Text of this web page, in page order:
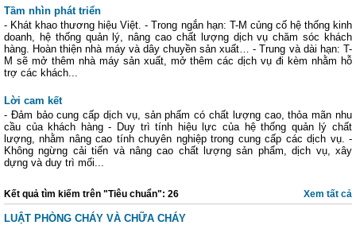
Tầm nhìn phát triển
- Khát khao thương hiệu Việt. - Trong ngắn hạn: T-M củng cố hệ thống kinh
doanh, hệ thống quản lý, nâng cao chất lượng dịch vụ chăm sóc khách
hàng. Hoàn thiện nhà máy và dây chuyền sản xuất… - Trung và dài hạn: T-
M sẽ mở thêm nhà máy sản xuất, mở thêm các dịch vụ đi kèm nhằm hỗ
trợ các khách...
Lời cam kết
- Đảm bảo cung cấp dịch vụ, sản phẩm có chất lượng cao, thỏa mãn nhu
cầu của khách hàng - Duy trì tính hiệu lực của hệ thống quản lý chất
lượng, nhằm nâng cao tính chuyên nghiệp trong cung cấp các dịch vụ. -
Không ngừng cải tiến và nâng cao chất lượng sản phẩm, dịch vụ, xây
dựng và duy trì mối...
Xem tất cả
Kết quả tìm kiếm trên "Tiêu chuẩn": 26
LUẬT PHÒNG CHÁY VÀ CHỮA CHÁY